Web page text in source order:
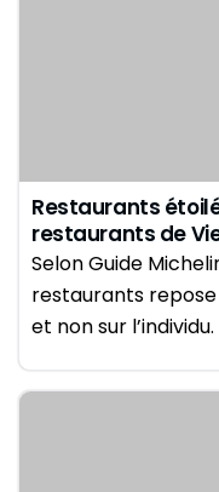
Restaurants
restaurants de
Selon Guide
restaurants
et non sur